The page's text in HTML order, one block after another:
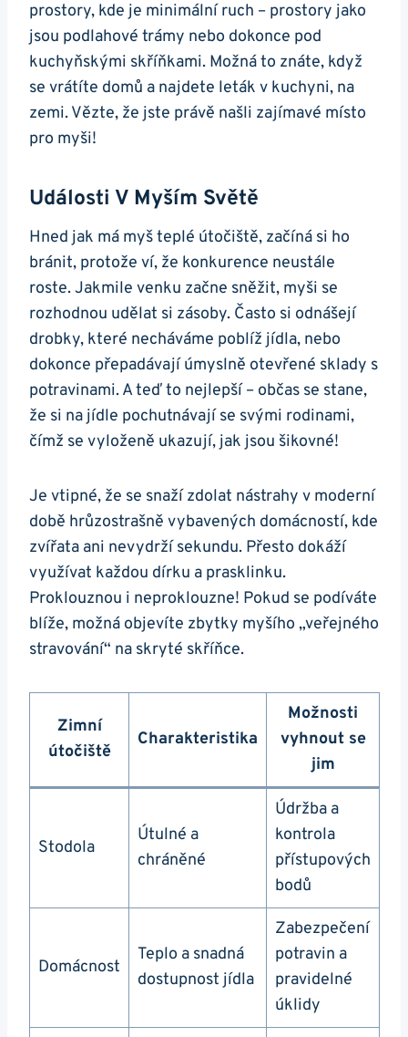
prostory, kde je minimální ruch – prostory jako
jsou podlahové trámy nebo dokonce pod
kuchyňskými skříňkami. Možná to znáte, když
se vrátíte domů a najdete leták v kuchyni, na
zemi. Vězte, že jste právě našli zajímavé místo
pro myši!
Události V Myším Světě
Hned jak má myš teplé útočiště, začíná si ho
bránit, protože ví, že konkurence neustále
roste. Jakmile venku začne sněžit, myši se
rozhodnou udělat si zásoby. Často si odnášejí
drobky, které necháváme poblíž jídla, nebo
dokonce přepadávají úmyslně otevřené sklady s
potravinami. A teď to nejlepší – občas se stane,
že si na jídle pochutnávají se svými rodinami,
čímž se vyloženě ukazují, jak jsou šikovné!
Je vtipné, že se snaží zdolat nástrahy v moderní
době hrůzostrašně vybavených domácností, kde
zvířata ani nevydrží sekundu. Přesto dokáží
využívat každou dírku a prasklinku.
Proklouznou i neproklouzne! Pokud se podíváte
blíže, možná objevíte zbytky myšího „veřejného
stravování“ na skryté skříňce.
Zimní
útočiště
Charakteristika
Možnosti
vyhnout se
jim
Stodola
Útulné a
chráněné
Údržba a
kontrola
přístupových
bodů
Domácnost
Teplo a snadná
dostupnost jídla
Zabezpečení
potravin a
pravidelné
úklidy